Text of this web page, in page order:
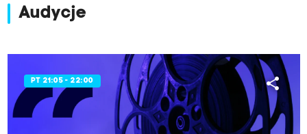
Audycje
PT 21:05 - 22:00 share